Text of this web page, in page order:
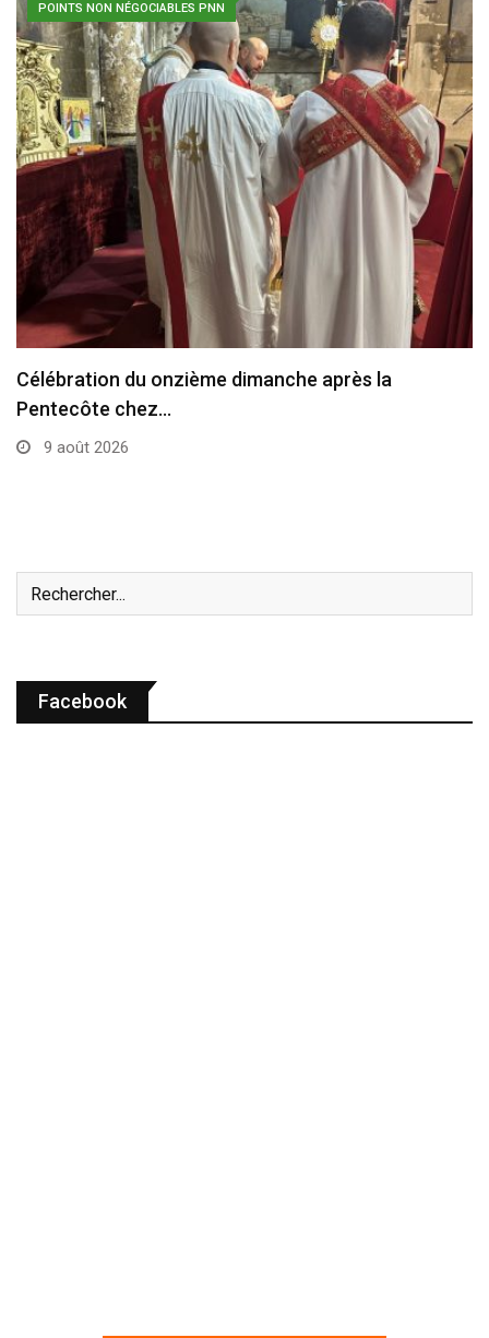
POINTS NON NÉGOCIABLES PNN
Les évêques du Nigeria s’expriment sur la
situation…
9 août 2026
Facebook